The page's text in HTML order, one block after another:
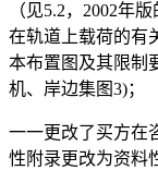
（见5.2，2002年
在轨道上载荷的有
本布置图及其限制
机、岸边集图3)；
一一更改了买方在
性附录更改为资料